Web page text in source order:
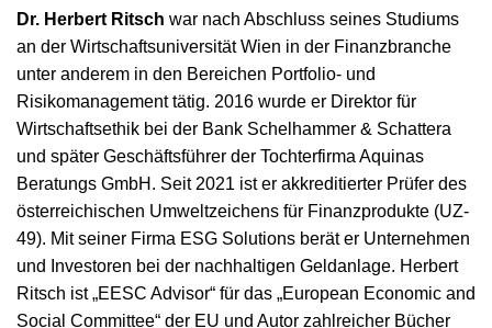
Dr. Herbert Ritsch war nach Abschluss seines Studiums
an der Wirtschaftsuniversität Wien in der Finanzbranche
unter anderem in den Bereichen Portfolio- und
Risikomanagement tätig. 2016 wurde er Direktor für
Wirtschaftsethik bei der Bank Schelhammer & Schattera
und später Geschäftsführer der Tochterfirma Aquinas
Beratungs GmbH. Seit 2021 ist er akkreditierter Prüfer des
österreichischen Umweltzeichens für Finanzprodukte (UZ-
49). Mit seiner Firma ESG Solutions berät er Unternehmen
und Investoren bei der nachhaltigen Geldanlage. Herbert
Ritsch ist „EESC Advisor“ für das „European Economic and
Social Committee“ der EU und Autor zahlreicher Bücher